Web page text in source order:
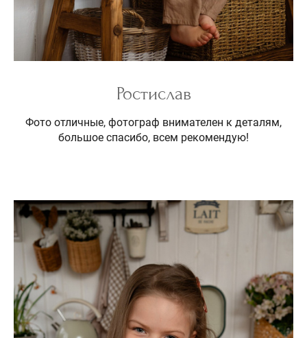
Ростислав
Фото отличные, фотограф внимателен к деталям,
большое спасибо, всем рекомендую!